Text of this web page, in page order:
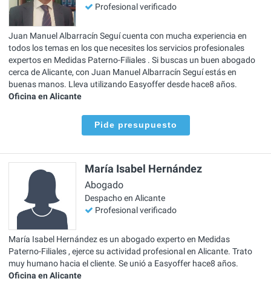
Profesional verificado
Juan Manuel Albarracín Seguí cuenta con mucha experiencia en
todos los temas en los que necesites los servicios profesionales
expertos en Medidas Paterno-Filiales . Si buscas un buen abogado
cerca de Alicante, con Juan Manuel Albarracín Seguí estás en
buenas manos. Lleva utilizando Easyoffer desde hace8 años.
Oficina en Alicante
Pide presupuesto
María Isabel Hernández
Abogado
Despacho en Alicante
Profesional verificado
María Isabel Hernández es un abogado experto en Medidas
Paterno-Filiales , ejerce su actividad profesional en Alicante. Trato
muy humano hacia el cliente. Se unió a Easyoffer hace8 años.
Oficina en Alicante